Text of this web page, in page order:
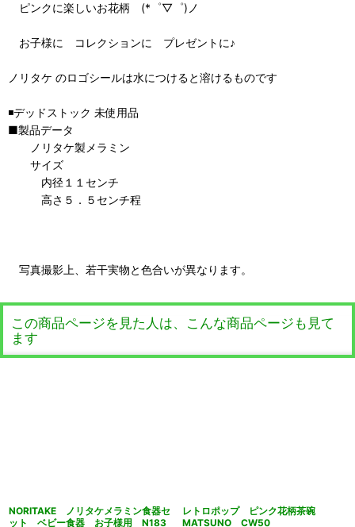
ピンクに楽しいお花柄 (*゜▽゜)ノ
お子様に コレクションに プレゼントに♪
ノリタケ のロゴシールは水につけると溶けるものです
◾️デッドストック 未使用品
■製品データ
ノリタケ製メラミン
サイズ
内径１１センチ
高さ５．５センチ程
写真撮影上、若干実物と色合いが異なります。
この商品ページを見た人は、こんな商品ページも見て
ます
NORITAKE ノリタケメラミン食器セ
ット ベビー食器 お子様用 N183
レトロポップ ピンク花柄茶碗
MATSUNO CW50